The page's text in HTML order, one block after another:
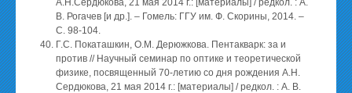
А.Н.Сердюкова, 21 мая 2014 г.: [материалы] / редкол. : А.
В. Рогачев [и др.]. – Гомель: ГГУ им. Ф. Скорины, 2014. –
C. 98-104.
Г.С. Покаташкин, О.М. Дерюжкова. Пентакварк: за и
против // Научный семинар по оптике и теоретической
физике, посвященный 70-летию со дня рождения А.Н.
Сердюкова, 21 мая 2014 г.: [материалы] / редкол. : А. В.